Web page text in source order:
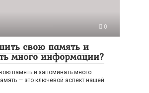
0
свою память и
много информации?
память и запоминать много
— это ключевой аспект нашей